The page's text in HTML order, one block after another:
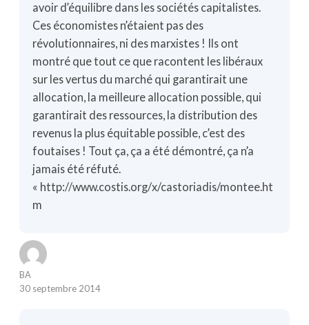
avoir d’équilibre dans les sociétés capitalistes.
Ces économistes n’étaient pas des
révolutionnaires, ni des marxistes ! Ils ont
montré que tout ce que racontent les libéraux
sur les vertus du marché qui garantirait une
allocation, la meilleure allocation possible, qui
garantirait des ressources, la distribution des
revenus la plus équitable possible, c’est des
foutaises ! Tout ça, ça a été démontré, ça n’a
jamais été réfuté.
« http://www.costis.org/x/castoriadis/montee.ht
m
BA
30 septembre 2014